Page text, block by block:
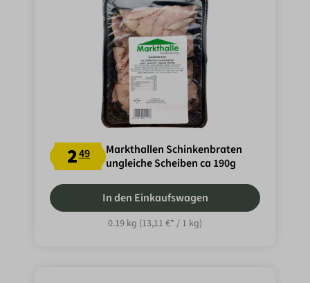
249
Markthallen Schinkenbraten
ungleiche Scheiben ca 190g
In den Einkaufswagen
0.19 kg (13,11 €* / 1 kg)